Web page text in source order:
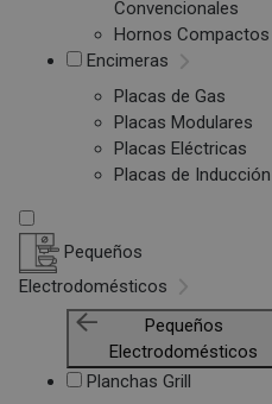
Convencionales
Hornos Compactos
Encimeras
Placas de Gas
Placas Modulares
Placas Eléctricas
Placas de Inducción
Pequeños
Electrodomésticos
Pequeños
Electrodomésticos
Planchas Grill